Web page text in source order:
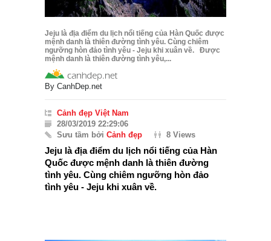
Jeju là địa điểm du lịch nổi tiếng của Hàn Quốc được
mệnh danh là thiên đường tình yêu. Cùng chiêm
ngưỡng hòn đảo tình yêu - Jeju khi xuân về. Được
mệnh danh là thiên đường tình yêu,...
By CanhDep.net
Cảnh đẹp Việt Nam
28/03/2019 22:29:06
Sưu tầm bởi Cảnh đẹp 8 Views
Jeju là địa điểm du lịch nổi tiếng của Hàn
Quốc được mệnh danh là thiên đường
tình yêu. Cùng chiêm ngưỡng hòn đảo
tình yêu - Jeju khi xuân về.